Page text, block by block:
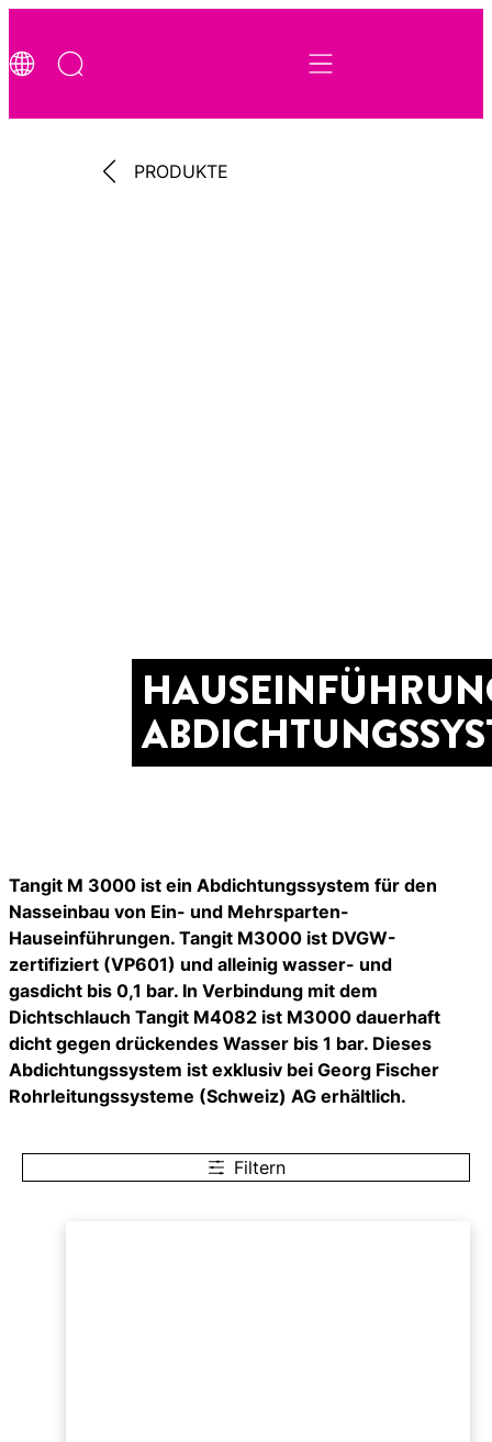
PRODUKTE
Tangit M 3000 ist ein Abdichtungssystem für den
Nasseinbau von Ein- und Mehrsparten-
Hauseinführungen. Tangit M3000 ist DVGW-
zertifiziert (VP601) und alleinig wasser- und
gasdicht bis 0,1 bar. In Verbindung mit dem
Dichtschlauch Tangit M4082 ist M3000 dauerhaft
dicht gegen drückendes Wasser bis 1 bar. Dieses
Abdichtungssystem ist exklusiv bei Georg Fischer
Rohrleitungssysteme (Schweiz) AG erhältlich.
Filtern